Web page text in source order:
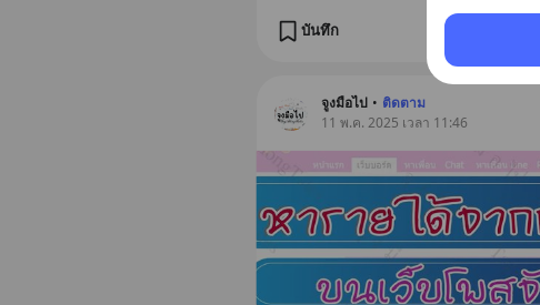
บันทึก
จูงมือไป • ติดตาม
11 พ.ค. 2025 เวลา 11:46